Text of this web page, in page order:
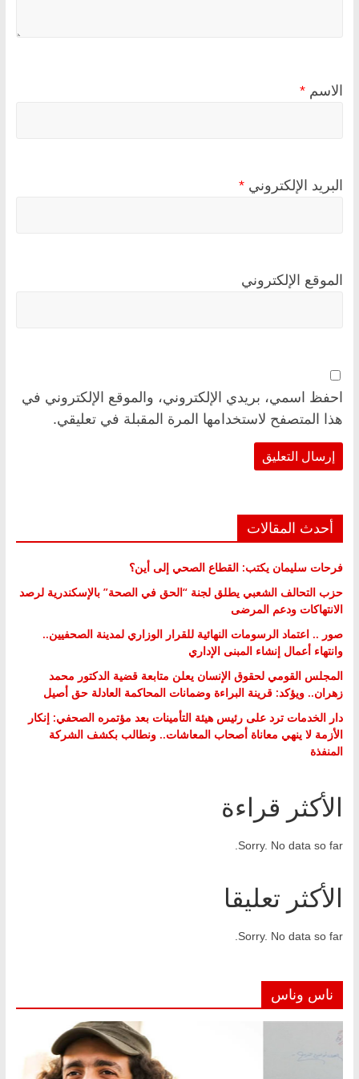
الاسم *
البريد الإلكتروني *
الموقع الإلكتروني
احفظ اسمي، بريدي الإلكتروني، والموقع الإلكتروني في
هذا المتصفح لاستخدامها المرة المقبلة في تعليقي.
أحدث المقالات
فرحات سليمان يكتب: القطاع الصحي إلى أين؟
حزب التحالف الشعبي يطلق لجنة “الحق في الصحة” بالإسكندرية لرصد
الانتهاكات ودعم المرضى
صور .. اعتماد الرسومات النهائية للقرار الوزاري لمدينة الصحفيين..
وانتهاء أعمال إنشاء المبنى الإداري
المجلس القومي لحقوق الإنسان يعلن متابعة قضية الدكتور محمد
زهران.. ويؤكد: قرينة البراءة وضمانات المحاكمة العادلة حق أصيل
دار الخدمات ترد على رئيس هيئة التأمينات بعد مؤتمره الصحفي: إنكار
الأزمة لا ينهي معاناة أصحاب المعاشات.. ونطالب بكشف الشركة
المنفذة
الأكثر قراءة
Sorry. No data so far.
الأكثر تعليقا
Sorry. No data so far.
ناس وناس